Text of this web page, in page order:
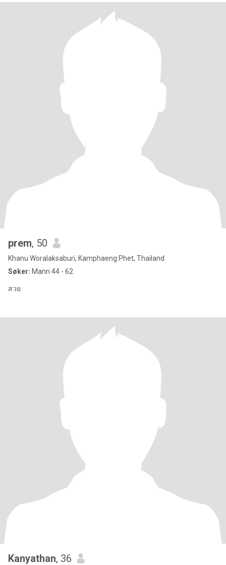
prem, 50
Khanu Woralaksaburi, Kamphaeng Phet, Thailand
Søker: Mann 44 - 62
สวย
Kanyathan, 36